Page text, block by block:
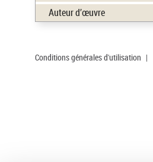
Auteur d’œuvre
Conditions générales d'utilisation |